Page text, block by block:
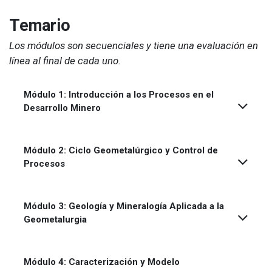
Temario
Los módulos son secuenciales y tiene una evaluación en
línea al final de cada uno.
Módulo 1: Introducción a los Procesos en el
Desarrollo Minero
Módulo 2: Ciclo Geometalúrgico y Control de
Procesos
Módulo 3: Geología y Mineralogía Aplicada a la
Geometalurgia
Módulo 4: Caracterización y Modelo